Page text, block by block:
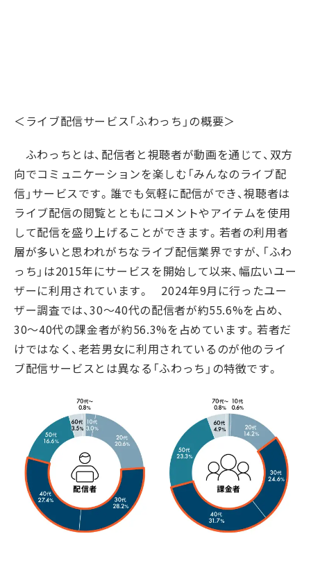
＜ ライブ配信サービス「ふわっち」の概要＞
ふわっちとは、配信者と視聴者が動画を通じて、双方
向でコミュニケーションを楽しむ「みんなのライブ配
信」サービスです。誰でも気軽に配信ができ、視聴者は
ライブ配信の閲覧とともにコメントやアイテムを使用
して配信を盛り上げることができます。 若者の利用者
層が多いと思われがちなライブ配信業界ですが、「ふわ
っち」は2015年にサービスを開始して以来、幅広いユー
ザーに利用されています。 2024年9月に行ったユー
ザー調査では、30～40代の配信者が約55.6%を占め、
30～40代の課金者が約56.3%を占めています。若者だ
けではなく、老若男女に利用されているのが他のライ
ブ配信サービスとは異なる「ふわっち」の特徴です。